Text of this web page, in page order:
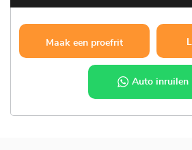
Maak een proefrit
Auto inruilen